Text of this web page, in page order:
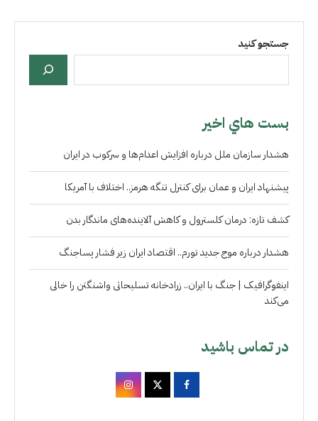
جستجو کنید
بست هاي اخير
هشدار سازمان ملل درباره افزایش اعدام‌ها و سرکوب در ایران
پیشنهاد ایران و عمان برای کنترل تنگه هرمز.. اختلاف با آمریکا
کشف تازه: درمان کلسترول و کاهش آلاینده‌های ماندگار بدن
هشدار درباره موج جدید تورم.. اقتصاد ایران زیر فشار پساجنگ
اینفوگرافیک | جنگ با ایران.. زرادخانه تسلیحاتی واشنگتن را خالی
می‌کند
در تماس باشید